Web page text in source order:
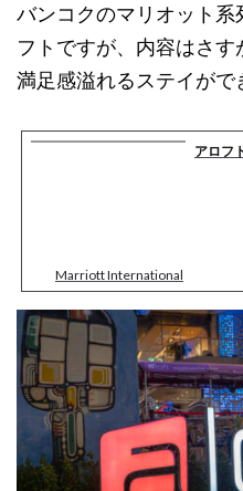
バンコクのマリオット系
フトですが、内容はさ
満足感溢れるステイがで
アロフ
Marriott International